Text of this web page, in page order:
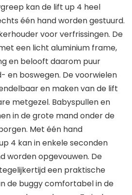
kan de lift up 4 heel
één hand worden gestuurd.
voor verfrissingen. De
een licht aluminium frame,
en belooft daarom puur
en boswegen. De voorwielen
en maken van de lift
metgezel. Babyspullen en
in de grote mand onder de
Met één hand
4 kan in enkele seconden
worden opgevouwen. De
een praktische
de buggy comfortabel in de